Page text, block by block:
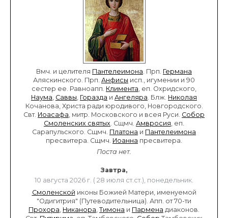
Вмч. и целителя Пантелеимона. Прп. Германа
Аляскинского. Прп. Анфисы исп., игумении и 90
сестер ее. Равноапп. Климента, еп. Охридского,
Наума, Саввы, Горазда и Ангеляра. Блж. Николая
Кочанова, Христа ради юродивого, Новгородского.
Свт. Иоасафа, митр. Московского и всея Руси. Собор
Смоленских святых. Сщмч. Амвросия, еп.
Сарапульского. Сщмч. Платона и Пантелеимона
пресвитера. Сщмч. Иоанна пресвитера.
Поста нет.
Завтра,
10 августа 2026 г. ( 28 июля ст.ст.), понедельник.
Смоленской иконы Божией Матери, именуемой
"Одигитрия" (Путеводительница). Апп. от 70-ти
Прохора, Никанора, Тимона и Пармена диаконов.